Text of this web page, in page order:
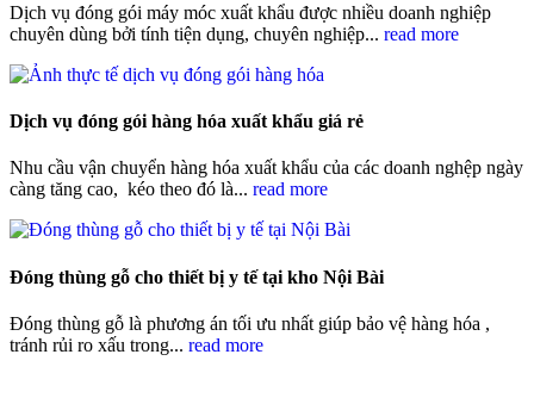
Dịch vụ đóng gói máy móc xuất khẩu được nhiều doanh nghiệp
chuyên dùng bởi tính tiện dụng, chuyên nghiệp... read more
Dịch vụ đóng gói hàng hóa xuất khẩu giá rẻ
Nhu cầu vận chuyển hàng hóa xuất khẩu của các doanh nghệp ngày
càng tăng cao, kéo theo đó là... read more
Đóng thùng gỗ cho thiết bị y tế tại kho Nội Bài
Đóng thùng gỗ là phương án tối ưu nhất giúp bảo vệ hàng hóa ,
tránh rủi ro xấu trong... read more